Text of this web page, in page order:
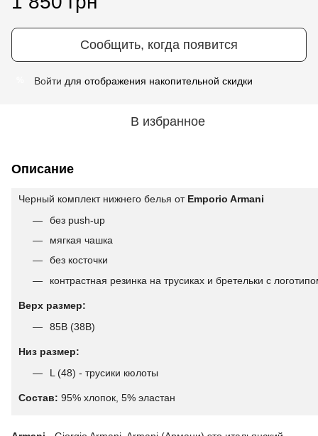
Сообщить, когда появится
Войти для отображения накопительной скидки
В избранное
Описание
Черный комплект нижнего белья от Emporio Armani
без push-up
мягкая чашка
без косточки
контрастная резинка на трусиках и бретельки с
Верх размер:
85В (38B)
Низ размер:
L (48) - трусики кюлоты
Состав: 95% хлопок, 5% эластан